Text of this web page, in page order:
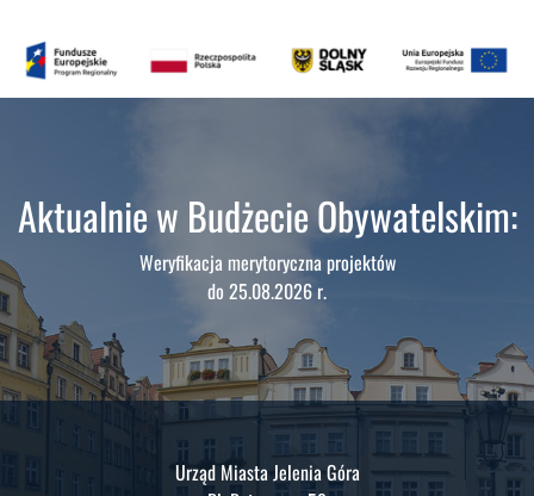
Aktualnie w Budżecie Obywatelskim:
Weryfikacja merytoryczna projektów
do 25.08.2026 r.
Urząd Miasta Jelenia Góra